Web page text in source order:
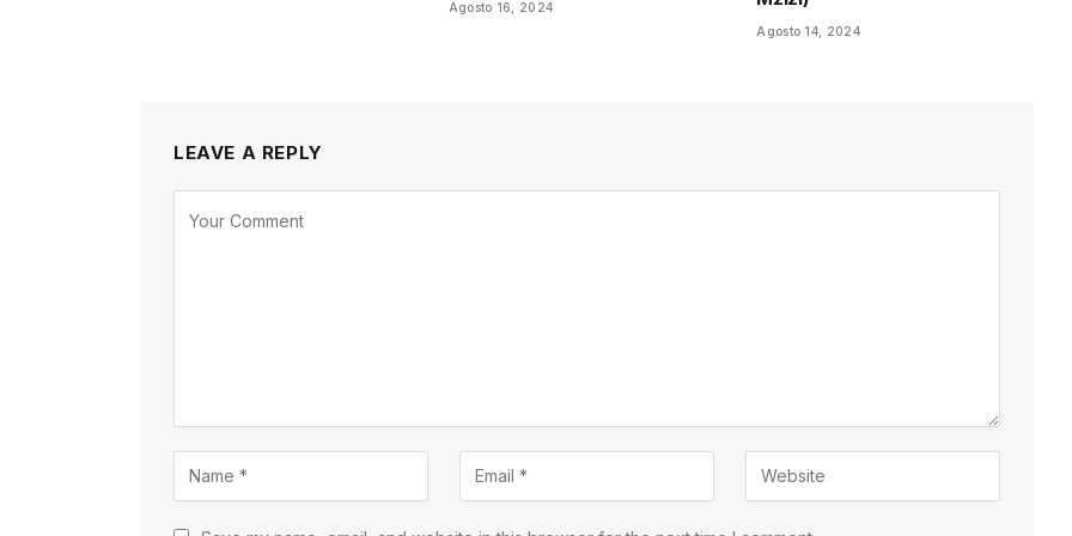
Agosto 16, 2024
Agosto 14, 2024
LEAVE A REPLY